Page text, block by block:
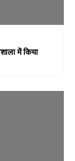
में किया